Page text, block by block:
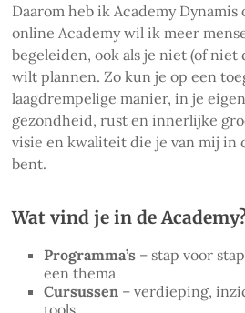
Daarom heb ik Academy
online Academy wil ik meer
begeleiden, ook als je niet (of
wilt plannen. Zo kun je op een
laagdrempelige manier, in je
gezondheid, rust en innerlijke
visie en kwaliteit die je van mij in
bent.
Wat vind je in de
Programma’s – stap voor
een thema
Cursussen – verdieping,
tools